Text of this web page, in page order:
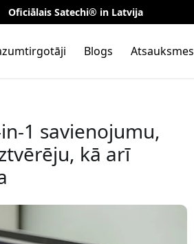
Oficiālais Satechi® in Latvija
Blogs Atsauksmes
1 savienojumu,
kā arī